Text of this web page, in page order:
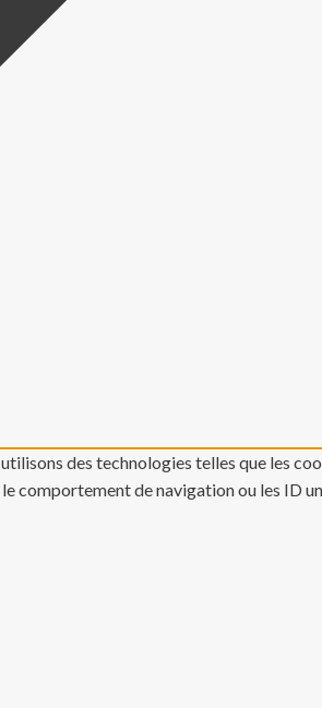
des technologies telles que les
comportement de navigation ou les ID